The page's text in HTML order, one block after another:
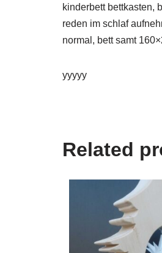
kinderbett bettkasten,
reden im schlaf
normal, bett samt
yyyyy
Related